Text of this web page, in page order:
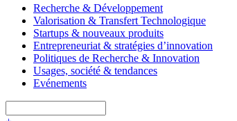
Recherche & Développement
Valorisation & Transfert Technologique
Startups & nouveaux produits
Entrepreneuriat & stratégies d’innovation
Politiques de Recherche & Innovation
Usages, société & tendances
Evénements